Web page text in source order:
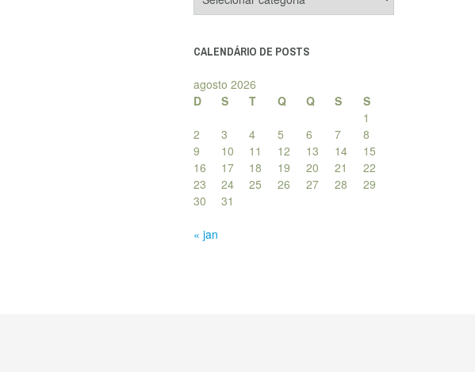
de
CALENDÁRIO DE POSTS
agosto 2026
D
S T Q Q S
S
1
2
3 4 5 6 7
8
9
10 11 12 13 14
15
16
17 18 19 20 21
22
23
24 25 26 27 28
29
30
31
« jan